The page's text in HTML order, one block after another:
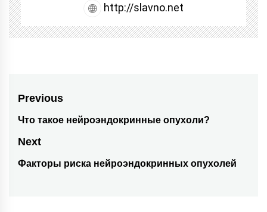
http://slavno.net
Навигация
по
записям
Previous
Previous
post:
Что такое нейроэндокринные опухоли?
Next
Next
Факторы риска нейроэндокринных опухолей